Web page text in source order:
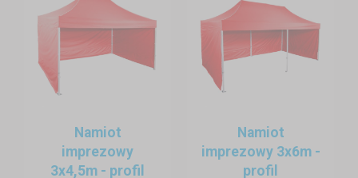
Namiot
imprezowy
3x4,5m - profil
Namiot
imprezowy 3x6m -
profil